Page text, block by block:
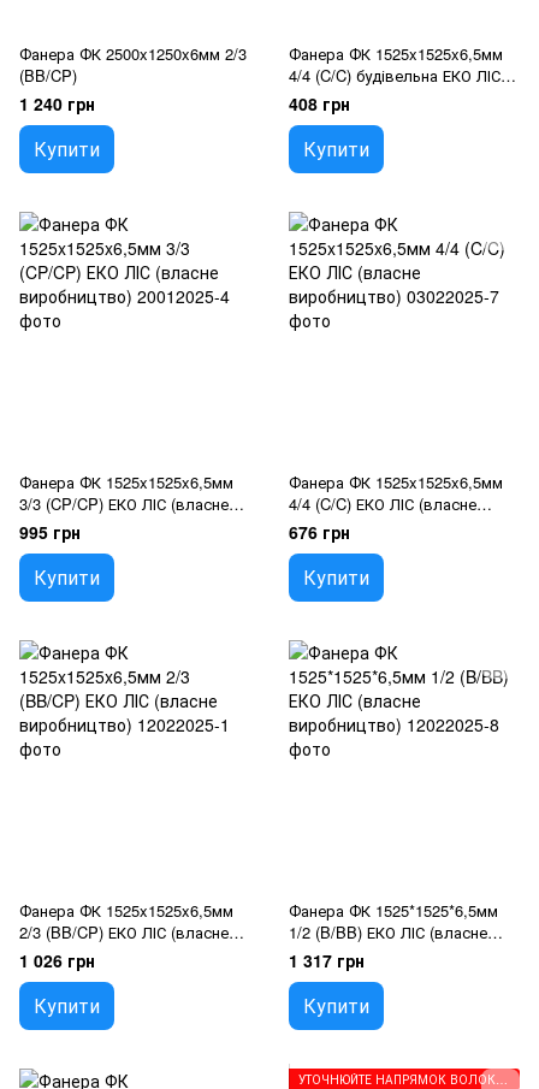
Фанера ФК 2500x1250x6мм 2/3
(BB/CP)
1 240 грн
Купити
Фанера ФК 1525x1525x6,5мм
4/4 (C/C) будівельна ЕКО ЛІС
(власне виробництво)
408 грн
Купити
Фанера ФК 1525x1525x6,5мм
3/3 (CP/CP) ЕКО ЛІС (власне
виробництво)
995 грн
Купити
Фанера ФК 1525x1525x6,5мм
4/4 (C/C) ЕКО ЛІС (власне
виробництво)
676 грн
Купити
Фанера ФК 1525x1525x6,5мм
2/3 (BB/CP) ЕКО ЛІС (власне
виробництво)
1 026 грн
Купити
Фанера ФК 1525*1525*6,5мм
1/2 (B/BB) ЕКО ЛІС (власне
виробництво)
1 317 грн
Купити
УТОЧНЮЙТЕ НАПРЯМОК ВОЛОКОН ПЕРЕД ЗАМОВЛЕННЯМ